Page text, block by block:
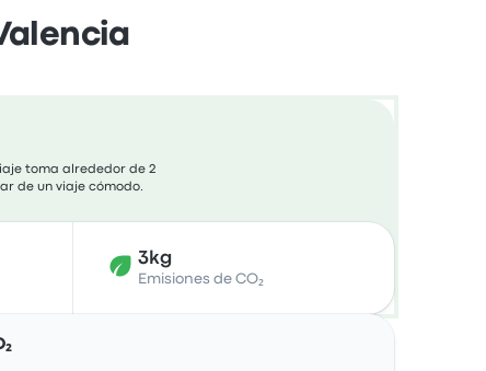
toma alrededor de 2
de un viaje cómodo.
3kg
Emisiones de CO₂